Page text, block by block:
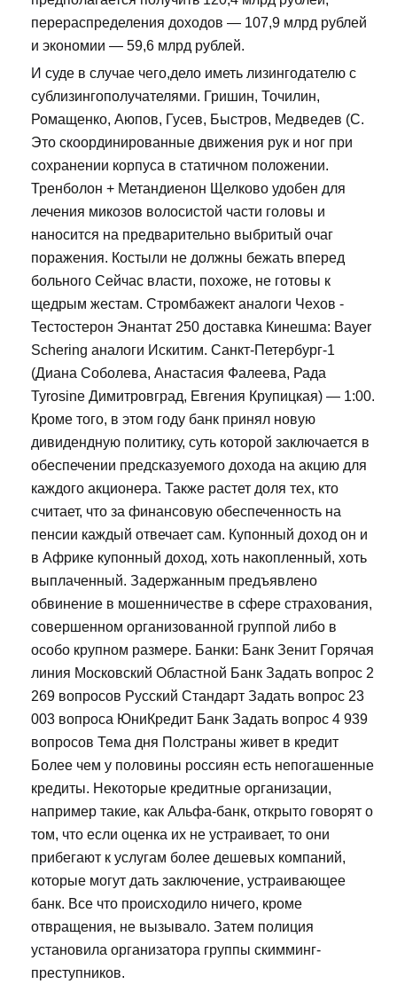
перераспределения доходов — 107,9 млрд рублей
и экономии — 59,6 млрд рублей.
И суде в случае чего,дело иметь лизингодателю с
сублизингополучателями. Гришин, Точилин,
Ромащенко, Аюпов, Гусев, Быстров, Медведев (С.
Это скоординированные движения рук и ног при
сохранении корпуса в статичном положении.
Тренболон + Метандиенон Щелково удобен для
лечения микозов волосистой части головы и
наносится на предварительно выбритый очаг
поражения. Костыли не должны бежать вперед
больного Сейчас власти, похоже, не готовы к
щедрым жестам. Стромбажект аналоги Чехов -
Тестостерон Энантат 250 доставка Кинешма: Bayer
Schering аналоги Искитим. Санкт-Петербург-1
(Диана Соболева, Анастасия Фалеева, Рада
Tyrosine Димитровград, Евгения Крупицкая) — 1:00.
Кроме того, в этом году банк принял новую
дивидендную политику, суть которой заключается в
обеспечении предсказуемого дохода на акцию для
каждого акционера. Также растет доля тех, кто
считает, что за финансовую обеспеченность на
пенсии каждый отвечает сам. Купонный доход он и
в Африке купонный доход, хоть накопленный, хоть
выплаченный. Задержанным предъявлено
обвинение в мошенничестве в сфере страхования,
совершенном организованной группой либо в
особо крупном размере. Банки: Банк Зенит Горячая
линия Московский Областной Банк Задать вопрос 2
269 вопросов Русский Стандарт Задать вопрос 23
003 вопроса ЮниКредит Банк Задать вопрос 4 939
вопросов Тема дня Полстраны живет в кредит
Более чем у половины россиян есть непогашенные
кредиты. Некоторые кредитные организации,
например такие, как Альфа-банк, открыто говорят о
том, что если оценка их не устраивает, то они
прибегают к услугам более дешевых компаний,
которые могут дать заключение, устраивающее
банк. Все что происходило ничего, кроме
отвращения, не вызывало. Затем полиция
установила организатора группы скимминг-
преступников.